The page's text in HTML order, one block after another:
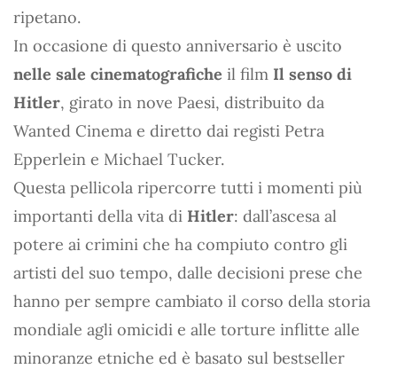
ripetano.
In occasione di questo anniversario è uscito
nelle sale cinematografiche il film Il senso di
Hitler, girato in nove Paesi, distribuito da
Wanted Cinema e diretto dai registi Petra
Epperlein e Michael Tucker.
Questa pellicola ripercorre tutti i momenti più
importanti della vita di Hitler: dall’ascesa al
potere ai crimini che ha compiuto contro gli
artisti del suo tempo, dalle decisioni prese che
hanno per sempre cambiato il corso della storia
mondiale agli omicidi e alle torture inflitte alle
minoranze etniche ed è basato sul bestseller